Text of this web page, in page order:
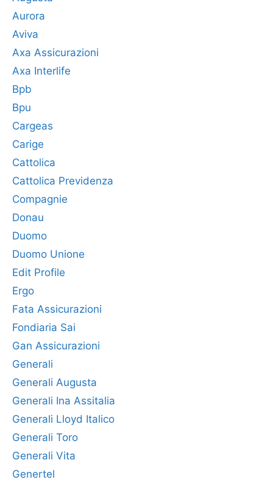
Aurora
Aviva
Axa Assicurazioni
Axa Interlife
Bpb
Bpu
Cargeas
Carige
Cattolica
Cattolica Previdenza
Compagnie
Donau
Duomo
Duomo Unione
Edit Profile
Ergo
Fata Assicurazioni
Fondiaria Sai
Gan Assicurazioni
Generali
Generali Augusta
Generali Ina Assitalia
Generali Lloyd Italico
Generali Toro
Generali Vita
Genertel